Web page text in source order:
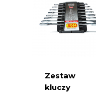
Zestaw
kluczy